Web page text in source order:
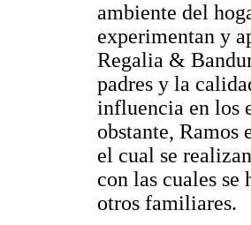
ambiente del
experimentan y
Regalia &
padres y la
influencia en los
obstante, Ramos
el cual se
con las cuales se
otros familiares.